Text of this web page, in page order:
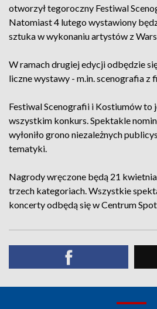
otworzył tegoroczny Festiwal
Natomiast 4 lutego wystawiony
sztuka w wykonaniu artystów z
W ramach drugiej edycji odbędzie
liczne wystawy - m.in. scenografia z
Festiwal Scenografii i Kostiumów to
wszystkim konkurs. Spektakle
wyłoniło grono niezależnych
tematyki.
Nagrody wręczone będą 21
trzech kategoriach. Wszystkie
koncerty odbędą się w Centrum